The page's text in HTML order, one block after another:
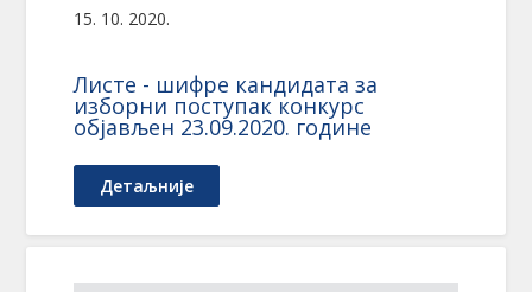
15. 10. 2020.
Листе - шифре кандидата за
изборни поступак конкурс
објављен 23.09.2020. године
Детаљније